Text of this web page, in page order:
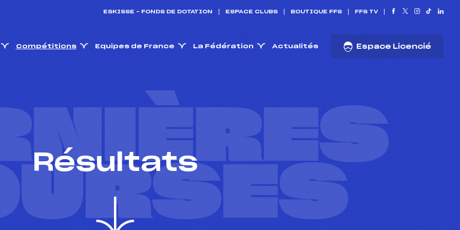
ESKISSE – FONDS DE DOTATION ESPACE CLUBS BOUTIQUE FFS FFS TV
Compétitions Equipes de France La Fédération Actualités Espace Licencié
Résultats